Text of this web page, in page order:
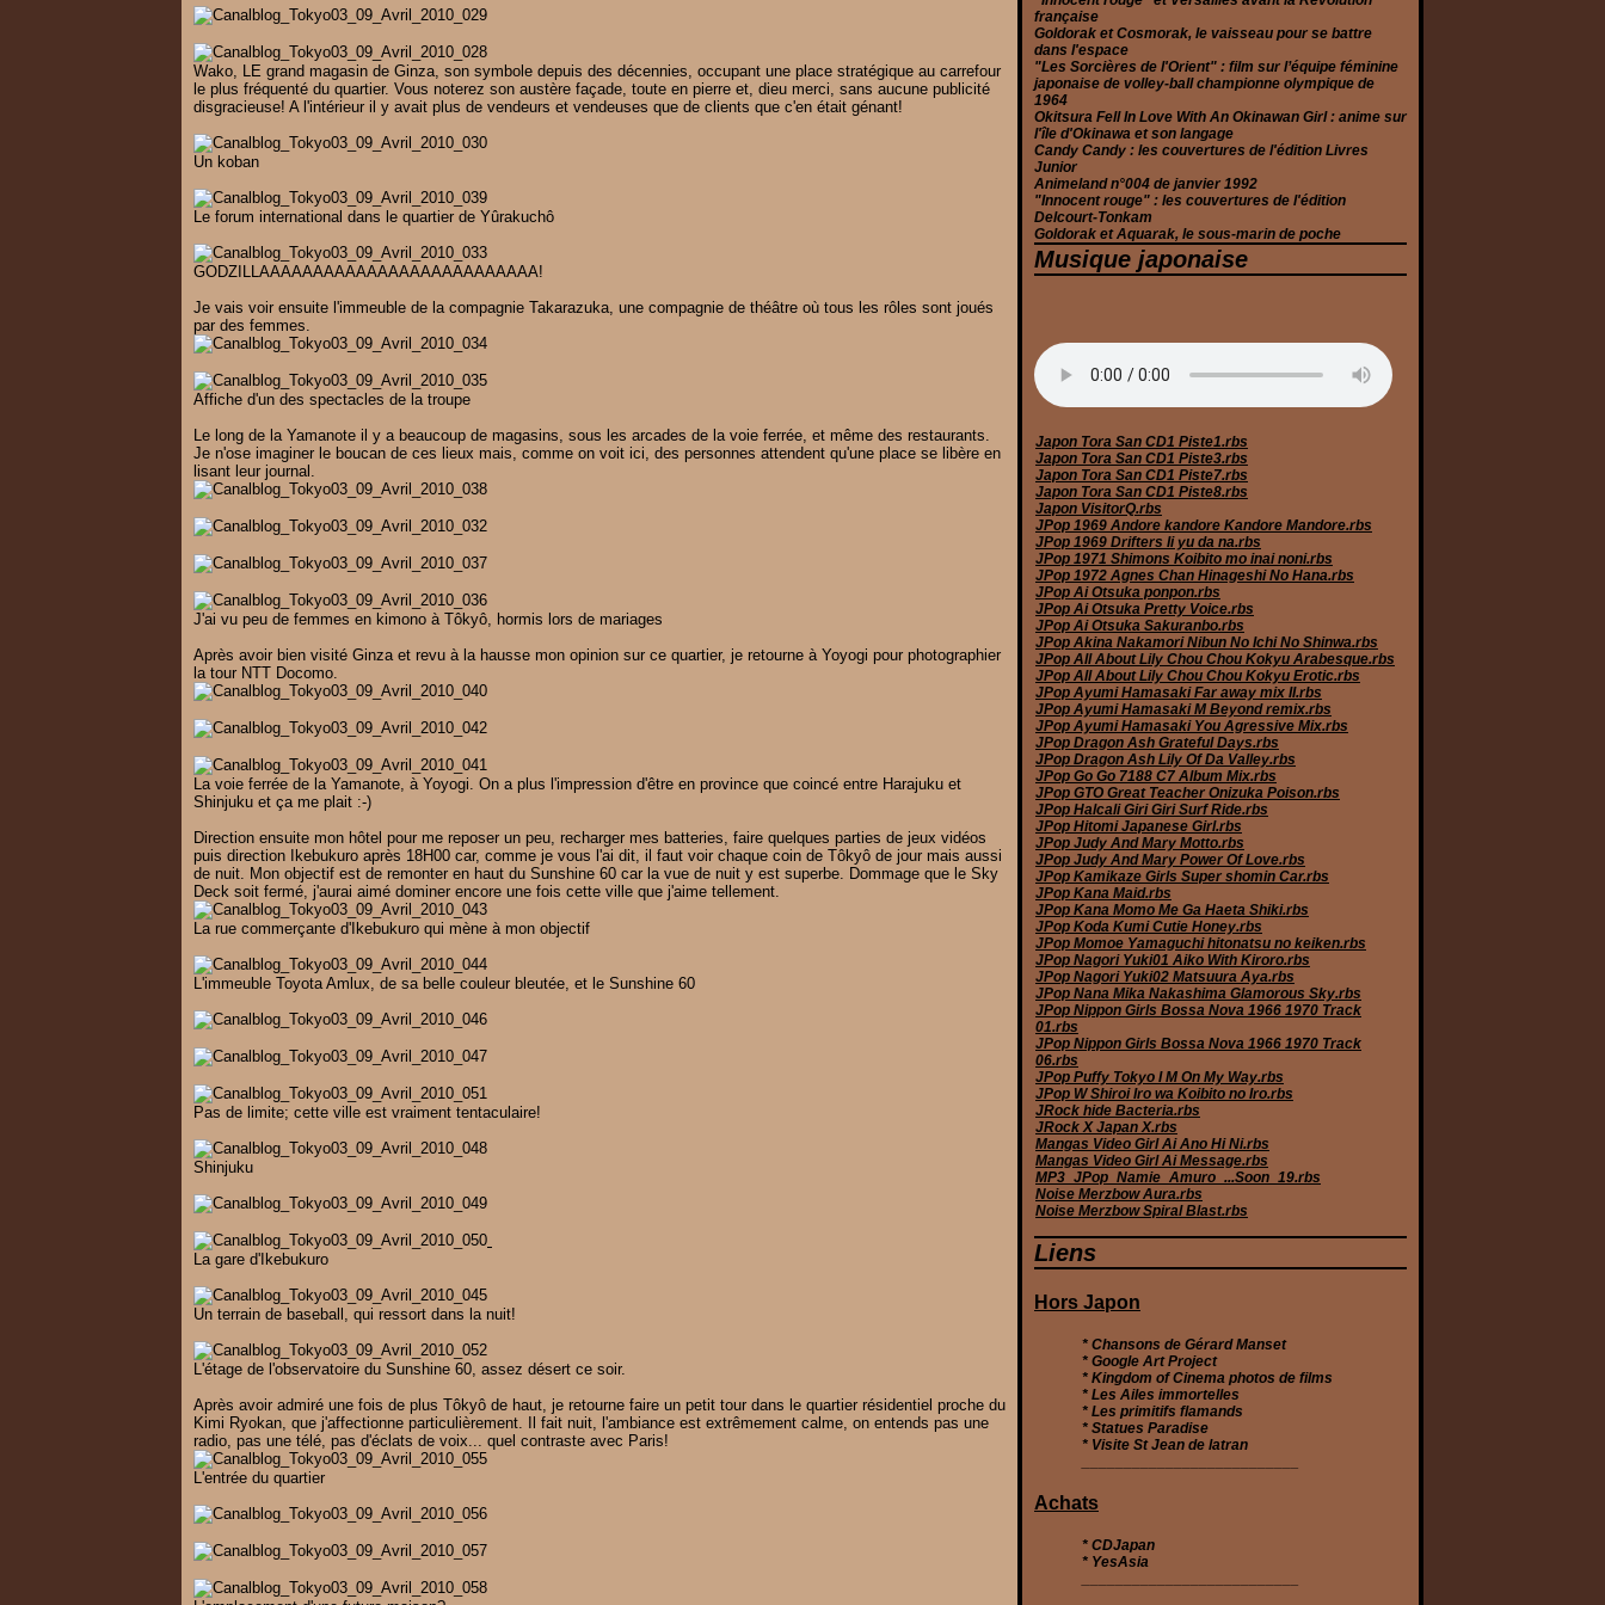
Wako, LE grand magasin de Ginza, son symbole depuis des décennies, occupant une place stratégique au carrefour
le plus fréquenté du quartier. Vous noterez son austère façade, toute en pierre et, dieu merci, sans aucune publicité
disgracieuse! A l'intérieur il y avait plus de vendeurs et vendeuses que de clients que c'en était génant!
Un koban
Le forum international dans le quartier de Yûrakuchô
GODZILLAAAAAAAAAAAAAAAAAAAAAAAAAA!
Je vais voir ensuite l'immeuble de la compagnie Takarazuka, une compagnie de théâtre où tous les rôles sont joués
par des femmes.
Affiche d'un des spectacles de la troupe
Le long de la Yamanote il y a beaucoup de magasins, sous les arcades de la voie ferrée, et même des restaurants.
Je n'ose imaginer le boucan de ces lieux mais, comme on voit ici, des personnes attendent qu'une place se libère en
lisant leur journal.
J'ai vu peu de femmes en kimono à Tôkyô, hormis lors de mariages
Après avoir bien visité Ginza et revu à la hausse mon opinion sur ce quartier, je retourne à Yoyogi pour photographier
la tour NTT Docomo.
La voie ferrée de la Yamanote, à Yoyogi. On a plus l'impression d'être en province que coincé entre Harajuku et
Shinjuku et ça me plait :-)
Direction ensuite mon hôtel pour me reposer un peu, recharger mes batteries, faire quelques parties de jeux vidéos
puis direction Ikebukuro après 18H00 car, comme je vous l'ai dit, il faut voir chaque coin de Tôkyô de jour mais aussi
de nuit. Mon objectif est de remonter en haut du Sunshine 60 car la vue de nuit y est superbe. Dommage que le Sky
Deck soit fermé, j'aurai aimé dominer encore une fois cette ville que j'aime tellement.
La rue commerçante d'Ikebukuro qui mène à mon objectif
L'immeuble Toyota Amlux, de sa belle couleur bleutée, et le Sunshine 60
Pas de limite; cette ville est vraiment tentaculaire!
Shinjuku
La gare d'Ikebukuro
Un terrain de baseball, qui ressort dans la nuit!
L'étage de l'observatoire du Sunshine 60, assez désert ce soir.
Après avoir admiré une fois de plus Tôkyô de haut, je retourne faire un petit tour dans le quartier résidentiel proche du
Kimi Ryokan, que j'affectionne particulièrement. Il fait nuit, l'ambiance est extrêmement calme, on entends pas une
radio, pas une télé, pas d'éclats de voix... quel contraste avec Paris!
L'entrée du quartier
française
Goldorak et Cosmorak, le vaisseau pour se battre
dans l'espace
"Les Sorcières de l'Orient" : film sur l’équipe féminine
japonaise de volley-ball championne olympique de
1964
Okitsura Fell In Love With An Okinawan Girl : anime sur
l'île d'Okinawa et son langage
Candy Candy : les couvertures de l'édition Livres
Junior
Animeland n°004 de janvier 1992
"Innocent rouge" : les couvertures de l'édition
Delcourt-Tonkam
Goldorak et Aquarak, le sous-marin de poche
Musique japonaise
Japon Tora San CD1 Piste1.rbs
Japon Tora San CD1 Piste3.rbs
Japon Tora San CD1 Piste7.rbs
Japon Tora San CD1 Piste8.rbs
Japon VisitorQ.rbs
JPop 1969 Andore kandore Kandore Mandore.rbs
JPop 1969 Drifters Ii yu da na.rbs
JPop 1971 Shimons Koibito mo inai noni.rbs
JPop 1972 Agnes Chan Hinageshi No Hana.rbs
JPop Ai Otsuka ponpon.rbs
JPop Ai Otsuka Pretty Voice.rbs
JPop Ai Otsuka Sakuranbo.rbs
JPop Akina Nakamori Nibun No Ichi No Shinwa.rbs
JPop All About Lily Chou Chou Kokyu Arabesque.rbs
JPop All About Lily Chou Chou Kokyu Erotic.rbs
JPop Ayumi Hamasaki Far away mix II.rbs
JPop Ayumi Hamasaki M Beyond remix.rbs
JPop Ayumi Hamasaki You Agressive Mix.rbs
JPop Dragon Ash Grateful Days.rbs
JPop Dragon Ash Lily Of Da Valley.rbs
JPop Go Go 7188 C7 Album Mix.rbs
JPop GTO Great Teacher Onizuka Poison.rbs
JPop Halcali Giri Giri Surf Ride.rbs
JPop Hitomi Japanese Girl.rbs
JPop Judy And Mary Motto.rbs
JPop Judy And Mary Power Of Love.rbs
JPop Kamikaze Girls Super shomin Car.rbs
JPop Kana Maid.rbs
JPop Kana Momo Me Ga Haeta Shiki.rbs
JPop Koda Kumi Cutie Honey.rbs
JPop Momoe Yamaguchi hitonatsu no keiken.rbs
JPop Nagori Yuki01 Aiko With Kiroro.rbs
JPop Nagori Yuki02 Matsuura Aya.rbs
JPop Nana Mika Nakashima Glamorous Sky.rbs
JPop Nippon Girls Bossa Nova 1966 1970 Track
01.rbs
JPop Nippon Girls Bossa Nova 1966 1970 Track
06.rbs
JPop Puffy Tokyo I M On My Way.rbs
JPop W Shiroi Iro wa Koibito no Iro.rbs
JRock hide Bacteria.rbs
JRock X Japan X.rbs
Mangas Video Girl Ai Ano Hi Ni.rbs
Mangas Video Girl Ai Message.rbs
MP3_JPop_Namie_Amuro_...Soon_19.rbs
Noise Merzbow Aura.rbs
Noise Merzbow Spiral Blast.rbs
Liens
Hors Japon
* Chansons de Gérard Manset
* Google Art Project
* Kingdom of Cinema photos de films
* Les Ailes immortelles
* Les primitifs flamands
* Statues Paradise
* Visite St Jean de latran
Achats
* CDJapan
* YesAsia